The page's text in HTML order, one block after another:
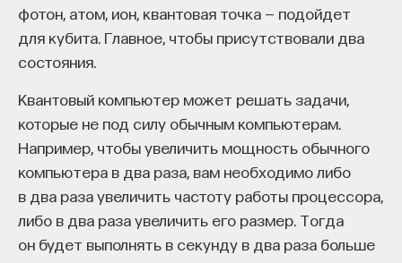
фотон, атом, ион, квантовая точка — подойдет
для кубита. Главное, чтобы присутствовали два
состояния.
Квантовый компьютер может решать задачи,
которые не под силу обычным компьютерам.
Например, чтобы увеличить мощность обычного
компьютера в два раза, вам необходимо либо
в два раза увеличить частоту работы процессора,
либо в два раза увеличить его размер. Тогда
он будет выполнять в секунду в два раза больше